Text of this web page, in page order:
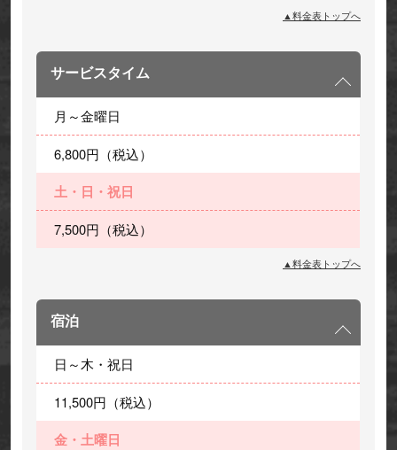
▲料金表トップへ
サービスタイム
月～金曜日
6,800円（税込）
土・日・祝日
7,500円（税込）
▲料金表トップへ
宿泊
日～木・祝日
11,500円（税込）
金・土曜日